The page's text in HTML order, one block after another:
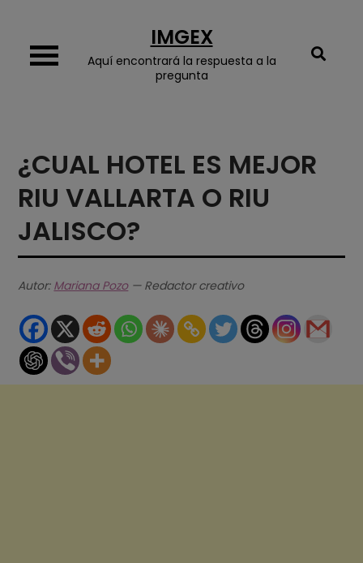
content
IMGEX
Aquí encontrará la respuesta a la
pregunta
¿CUAL HOTEL ES MEJOR
RIU VALLARTA O RIU
JALISCO?
Autor: Mariana Pozo— Redactor creativo